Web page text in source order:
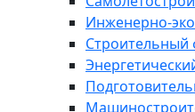
Инженерно-
Строительный